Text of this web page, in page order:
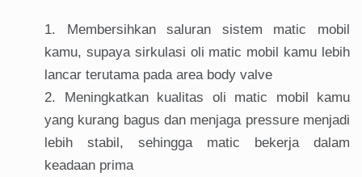
Membersihkan saluran sistem matic mobil
kamu, supaya sirkulasi oli matic mobil kamu lebih
lancar terutama pada area body valve
Meningkatkan kualitas oli matic mobil kamu
yang kurang bagus dan menjaga pressure menjadi
lebih stabil, sehingga matic bekerja dalam
keadaan prima